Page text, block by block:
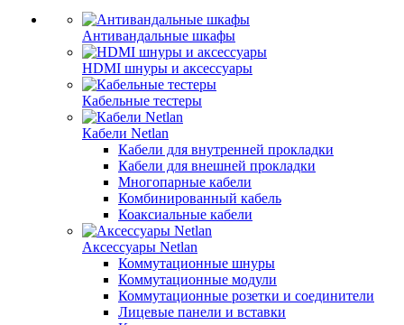
Антивандальные шкафы
HDMI шнуры и аксессуары
Кабельные тестеры
Кабели Netlan
Кабели для внутренней прокладки
Кабели для внешней прокладки
Многопарные кабели
Комбинированный кабель
Коаксиальные кабели
Аксессуары Netlan
Коммутационные шнуры
Коммутационные модули
Коммутационные розетки и соединители
Лицевые панели и вставки